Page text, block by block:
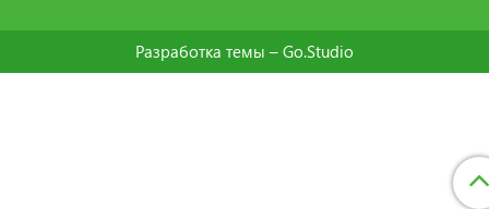
Разработка темы – Go.Studio